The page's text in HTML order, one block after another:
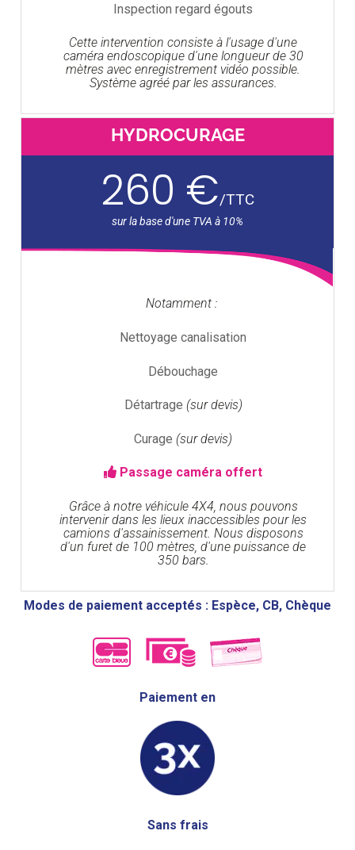
Inspection regard égouts
Cette intervention consiste à l'usage d'une
caméra endoscopique d'une longueur de 30
mètres avec enregistrement vidéo possible.
Système agréé par les assurances.
HYDROCURAGE
260 €/TTC
Notamment :
Nettoyage canalisation
Débouchage
Détartrage (sur devis)
Curage (sur devis)
Passage caméra offert
Grâce à notre véhicule 4X4, nous pouvons
intervenir dans les lieux inaccessibles pour les
camions d'assainissement. Nous disposons
d'un furet de 100 mètres, d'une puissance de
350 bars.
Modes de paiement acceptés : Espèce, CB, Chèque
Paiement en
Sans frais